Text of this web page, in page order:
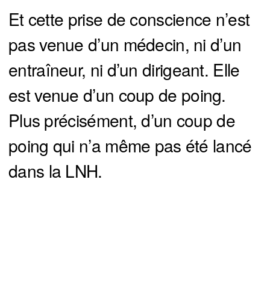
Et cette prise de conscience n’est
pas venue d’un médecin, ni d’un
entraîneur, ni d’un dirigeant. Elle
est venue d’un coup de poing.
Plus précisément, d’un coup de
poing qui n’a même pas été lancé
dans la LNH.